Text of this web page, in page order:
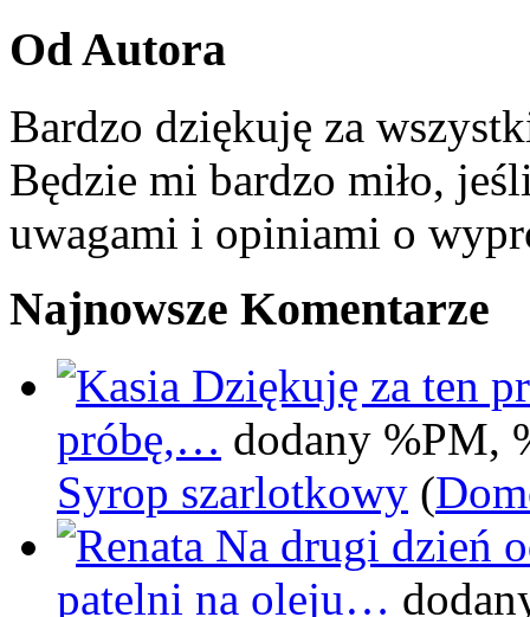
Od Autora
Bardzo dziękuję za
Będzie mi bardzo miło,
uwagami i opiniami o
Najnowsze Komentarze
Dziękuję za ten
próbę,… dodany %PM,
Syrop szarlotkowy (
Na drugi dzień
patelni na oleju…